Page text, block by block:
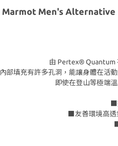
Marmot Men's Alternative
由 Pertex® Quantum
內部填充有許多孔洞，能讓身體在活
即使在登山等極端
■友善環境高